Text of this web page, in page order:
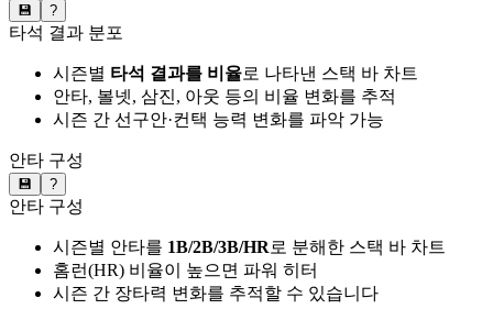
💾 ?
타석 결과 분포
시즌별 타석 결과를 비율로 나타낸 스택 바 차트
안타, 볼넷, 삼진, 아웃 등의 비율 변화를 추적
시즌 간 선구안·컨택 능력 변화를 파악 가능
안타 구성
💾 ?
안타 구성
시즌별 안타를 1B/2B/3B/HR로 분해한 스택 바 차트
홈런(HR) 비율이 높으면 파워 히터
시즌 간 장타력 변화를 추적할 수 있습니다